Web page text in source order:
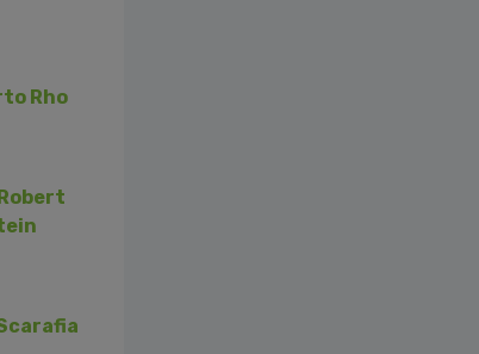
Rho